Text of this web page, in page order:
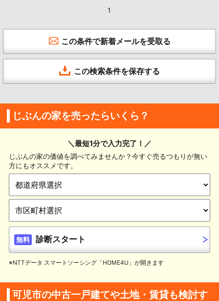
1
この条件で新着メールを受取る
この検索条件を保存する
じぶんの家を売ったらいくら？
＼最短1分で入力完了！／
じぶんの家の価値を調べてみませんか？今すぐ売るつもりが無い
方にもオススメです。
無料 診断スタート
※NTTデータ スマートソーシング「HOME4U」が開きます
可児市の中古一戸建てや土地・賃貸も検討す